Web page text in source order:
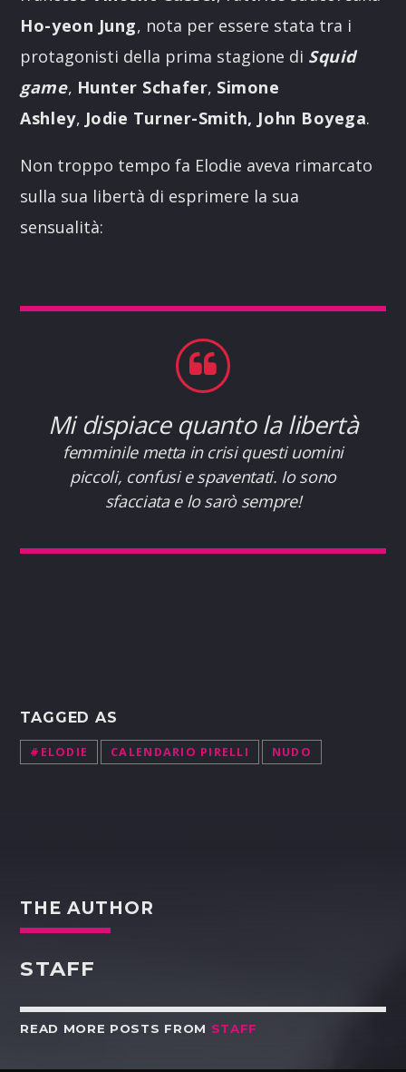
Ho-yeon Jung, nota per essere stata tra i
protagonisti della prima stagione di Squid
game, Hunter Schafer, Simone
Ashley, Jodie Turner-Smith, John Boyega.
Non troppo tempo fa Elodie aveva rimarcato
sulla sua libertà di esprimere la sua
sensualità:
Mi dispiace quanto la libertà
femminile metta in crisi questi uomini
piccoli, confusi e spaventati. Io sono
sfacciata e lo sarò sempre!
TAGGED AS
#ELODIE CALENDARIO PIRELLI NUDO
THE AUTHOR
STAFF
READ MORE POSTS FROM STAFF